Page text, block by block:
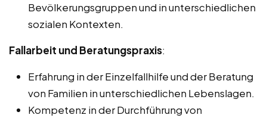
Bevölkerungsgruppen und in unterschiedlichen
sozialen Kontexten.
Fallarbeit und Beratungspraxis:
Erfahrung in der Einzelfallhilfe und der Beratung
von Familien in unterschiedlichen Lebenslagen.
Kompetenz in der Durchführung von